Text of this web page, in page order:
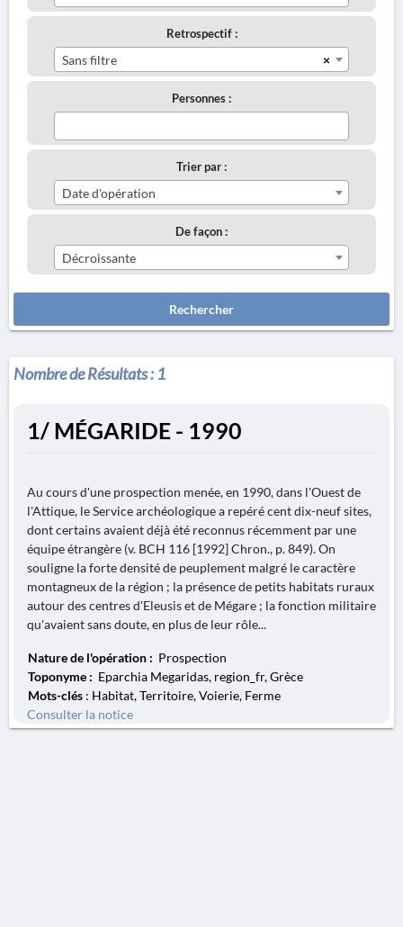
Retrospectif :
×
Sans filtre
Personnes :
Trier par :
Date d'opération
De façon :
Décroissante
Rechercher
Nombre de Résultats :1
1/ MÉGARIDE - 1990
Au cours d'une prospection menée, en 1990, dans l'Ouest de
l'Attique, le Service archéologique a repéré cent dix-neuf sites,
dont certains avaient déjà été reconnus récemment par une
équipe étrangère (v. BCH 116 [1992] Chron., p. 849). On
souligne la forte densité de peuplement malgré le caractère
montagneux de la région ; la présence de petits habitats ruraux
autour des centres d'Eleusis et de Mégare ; la fonction militaire
qu'avaient sans doute, en plus de leur rôle...
Nature de l'opération : Prospection
Toponyme : Eparchia Megaridas, region_fr, Grèce
Mots-clés : Habitat, Territoire, Voierie, Ferme
Consulter la notice